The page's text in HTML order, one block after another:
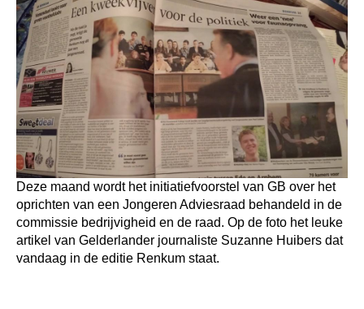
Deze maand wordt het initiatiefvoorstel van GB over het
oprichten van een Jongeren Adviesraad behandeld in de
commissie bedrijvigheid en de raad. Op de foto het leuke
artikel van Gelderlander journaliste Suzanne Huibers dat
vandaag in de editie Renkum staat.